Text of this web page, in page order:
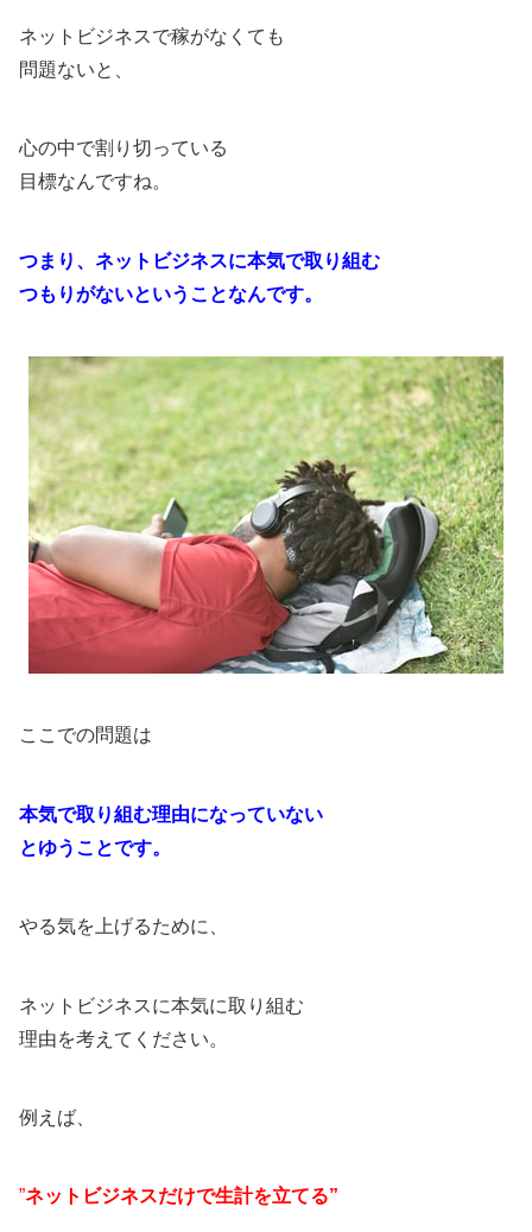
ネットビジネスで稼がなくても
問題ないと、
心の中で割り切っている
目標なんですね。
つまり、ネットビジネスに本気で取り組む
つもりがないということなんです。
ここでの問題は
本気で取り組む理由になっていない
とゆうことです。
やる気を上げるために、
ネットビジネスに本気に取り組む
理由を考えてください。
例えば、
”ネットビジネスだけで生計を立てる”